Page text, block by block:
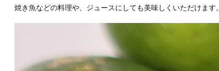
焼き魚などの料理や、ジュースにしても美味しくいただけます。